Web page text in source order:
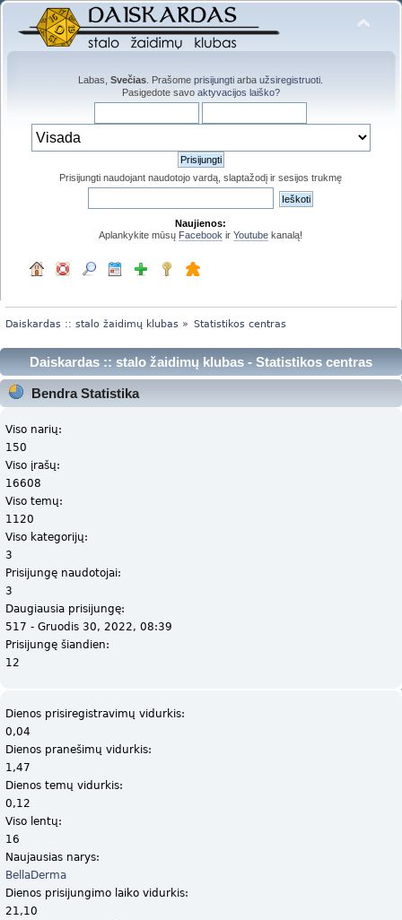
Labas,Svečias . Prašomeprisijungti arbaužsiregistruoti
Pasigedote savo aktyvacijos laiško?
Prisijungti naudojant naudotojo vardą, slaptažodį ir sesijos trukmę
Naujienos:
Aplankykite mūsų Facebook irYoutube kanalą!
Daiskardas :: stalo žaidimų klubas » Statistikos centras
Daiskardas :: stalo žaidimų klubas - Statistikos centras
Bendra Statistika
Viso narių:
150
Viso įrašų:
16608
Viso temų:
1120
Viso kategorijų:
3
Prisijungę naudotojai:
3
Daugiausia prisijungę:
517 - Gruodis 30, 2022, 08:39
Prisijungę šiandien:
12
Dienos prisiregistravimų vidurkis:
0,04
Dienos pranešimų vidurkis:
1,47
Dienos temų vidurkis:
0,12
Viso lentų:
16
Naujausias narys:
BellaDerma
Dienos prisijungimo laiko vidurkis:
21,10